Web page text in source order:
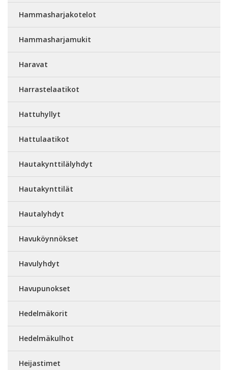
Hammasharjakotelot
Hammasharjamukit
Haravat
Harrastelaatikot
Hattuhyllyt
Hattulaatikot
Hautakynttilälyhdyt
Hautakynttilät
Hautalyhdyt
Havuköynnökset
Havulyhdyt
Havupunokset
Hedelmäkorit
Hedelmäkulhot
Heijastimet